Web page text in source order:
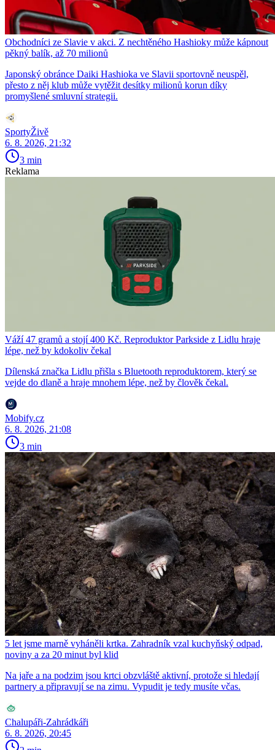
Obchodníci ze Slavie v akci. Z nechtěného Hashioky může kápnout
pěkný balík, až 70 milionů
Japonský obránce Daiki Hashioka ve Slavii sportovně neuspěl,
přesto z něj klub může vytěžit desítky milionů korun díky
promyšlené smluvní strategii.
SportyŽivě
6. 8. 2026, 21:32
3 min
Reklama
Váží 47 gramů a stojí 400 Kč. Reproduktor Parkside z Lidlu hraje
lépe, než by kdokoliv čekal
Dílenská značka Lidlu přišla s Bluetooth reproduktorem, který se
vejde do dlaně a hraje mnohem lépe, než by člověk čekal.
Mobify.cz
6. 8. 2026, 21:08
3 min
5 let jsme marně vyháněli krtka. Zahradník vzal kuchyňský odpad,
noviny a za 20 minut byl klid
Na jaře a na podzim jsou krtci obzvláště aktivní, protože si hledají
partnery a připravují se na zimu. Vypudit je tedy musíte včas.
Chalupáři-Zahrádkáři
6. 8. 2026, 20:45